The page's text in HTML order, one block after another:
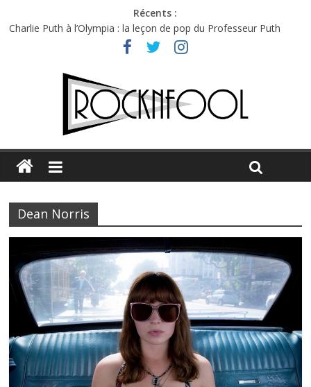
Récents :
Charlie Puth à l’Olympia : la leçon de pop du Professeur Puth
Festival Triptyque : un nouveau festival de musique indépendant
Hellfest 2026 vendredi : température et émotions en hausse
Hellfest 2026 jeudi : impossible de choisir entre chaleur et bonne
Première édition du Midgard Festival : entre bière, métal et
Dean Norris